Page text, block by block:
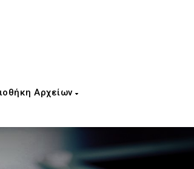
Αρχείων